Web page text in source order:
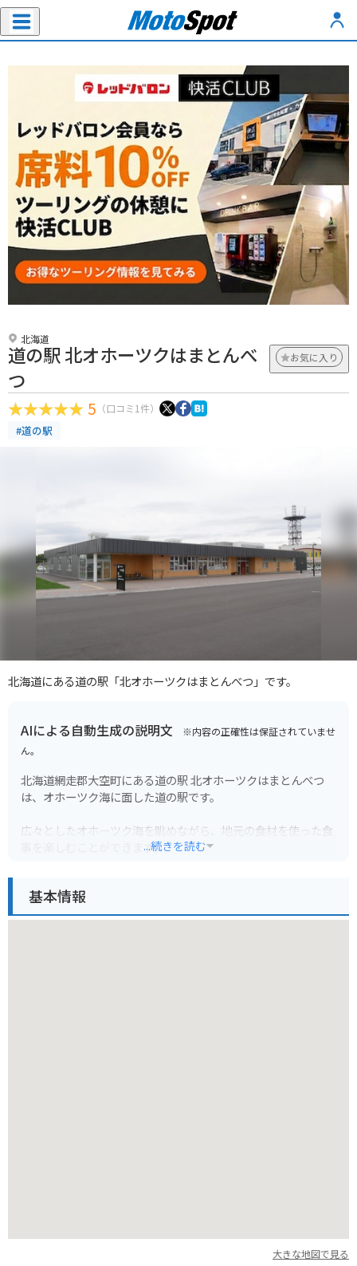
北海道
道の駅 北オホーツクはまとんべ
つ
お気に入り
5 （口コミ1件）
#道の駅
北海道にある道の駅「北オホーツクはまとんべつ」です。
AIによる自動生成の説明文 ※内容の正確性は保証されていませ
ん。
北海道網走郡大空町にある道の駅 北オホーツクはまとんべつ
は、オホーツク海に面した道の駅です。
広々としたオホーツク海を眺めながら、地元の食材を使った食
事を楽しむことができます。
た加工品などが人気です。
...続きを読む
基本情報
大きな地図で見る